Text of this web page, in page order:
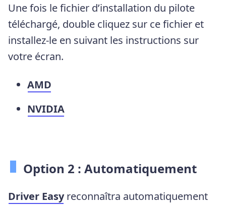
Une fois le fichier d’installation du pilote
téléchargé, double cliquez sur ce fichier et
installez-le en suivant les instructions sur
votre écran.
AMD
NVIDIA
Option 2 : Automatiquement
Driver Easyreconnaîtra automatiquement